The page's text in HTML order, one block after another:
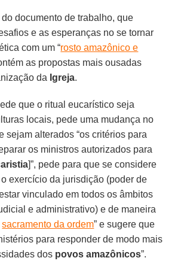
documento de trabalho, que
e as esperanças no se tornar
com um “rosto amazônico e
as propostas mais ousadas
da Igreja.
que o ritual eucarístico seja
locais, pede uma mudança no
sejam alterados “os critérios para
os ministros autorizados para
]”, pede para que se considere
exercício da jurisdição (poder de
vinculado em todos os âmbitos
e administrativo) e de maneira
sacramento da ordem” e sugere que
para responder de modo mais
dos povos amazônicos”.